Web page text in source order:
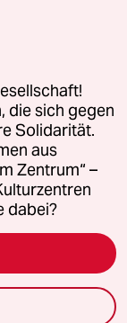
für Genehmigungen
Richtlinien
AGB
die sich gegen
Solidarität.
aus
Zentrum“ –
dabei?